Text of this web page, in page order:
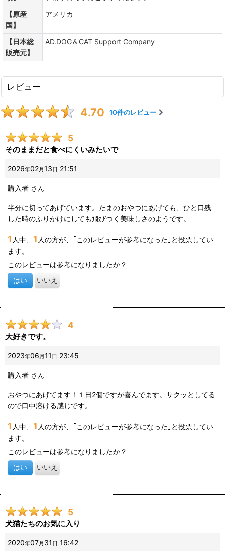
【原産
国】
アメリカ
【日本総
販売元】
AD.DOG＆CAT Support Company
レビュー
4.70 10件のレビュー
5
そのままだと食べにくいみたいで
2026年02月 13 日 21:51
購入者 さん
半分に切ってあげています。たまのおやつにあげても、ひと口残
した時のふりかけにしても飛びつく美味しさのようです。
1 人中、 1 人の方が、｢このレビューが参考になった｣と投票してい
ます。
このレビューは参考になりましたか？
はい いいえ
4
大好きです。
2023年06 月 11 日 23:45
購入者 さん
おやつにあげてます！１日2個ですが喜んでます。サクッとしてる
ので口中溶ける感じです。
1 人中、 1 人の方が、｢このレビューが参考になった｣と投票してい
ます。
このレビューは参考になりましたか？
はい いいえ
5
犬猫たちのお気に入り
2020年07月 31 日 16:42